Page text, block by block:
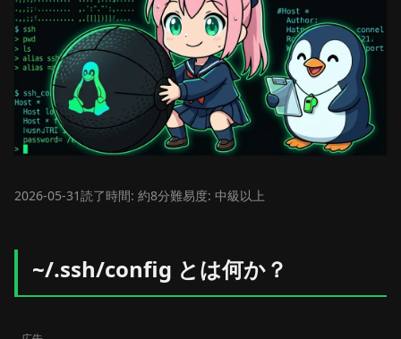
2026-05-31読了時間: 約8分難易度: 中級以上
~/.ssh/config とは何か？